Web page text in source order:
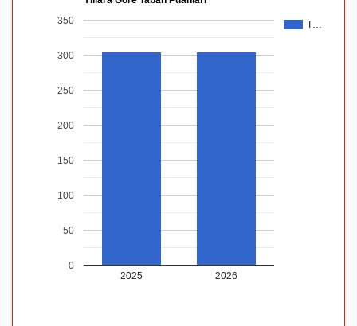
T…
2025 2026
0
50
100
150
200
250
300
350